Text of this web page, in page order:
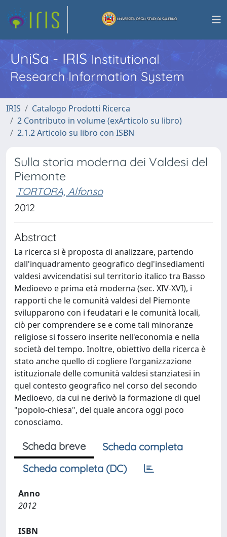
UniSa - IRISInstitutional
Research Information System
IRIS
Catalogo Prodotti Ricerca
2 Contributo in volume (exArticolo su libro)
2.1.2 Articolo su libro con ISBN
Sulla storia moderna dei Valdesi del
Piemonte
TORTORA, Alfonso
2012
Abstract
La ricerca si è proposta di analizzare, partendo
dall'inquadramento geografico degl'insediamenti
valdesi avvicendatisi sul territorio italico tra Basso
Medioevo e prima età moderna (sec. XIV-XVI), i
rapporti che le comunità valdesi del Piemonte
svilupparono con i feudatari e le comunità locali,
ciò per comprendere se e come tali minoranze
religiose si fossero inserite nell'economia e nella
società del tempo. Inoltre, obiettivo della ricerca è
stato anche quello di cogliere l'organizzazione
istituzionale delle comunità valdesi stanziatesi in
quel contesto geografico nel corso del secondo
Medioevo, da cui ne derivò la formazione di quel
"popolo-chiesa", del quale ancora oggi poco
conosciamo.
Scheda breve
Scheda completa
Scheda completa (DC)
Anno
2012
ISBN